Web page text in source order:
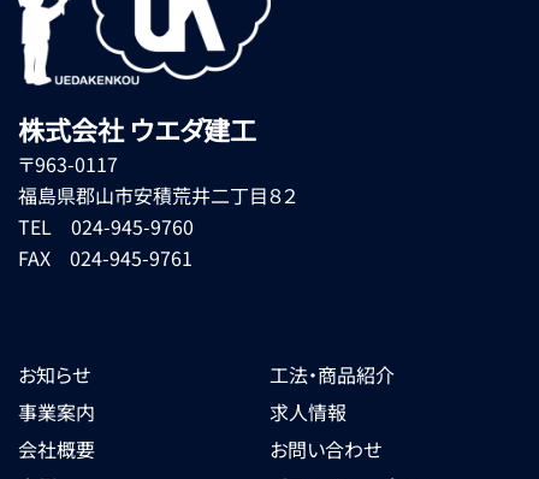
株式会社 ウエダ建工
〒963-0117
福島県郡山市安積荒井二丁目８２
TEL 024-945-9760
FAX 024-945-9761
お知らせ
工法・商品紹介
事業案内
求人情報
会社概要
お問い合わせ